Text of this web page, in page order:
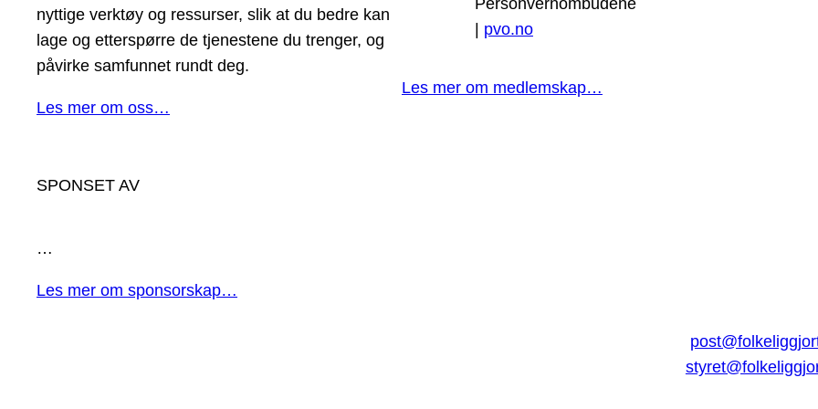
nyttige verktøy og ressurser, slik at du bedre kan
lage og etterspørre de tjenestene du trenger, og
påvirke samfunnet rundt deg.
Les mer om oss…
| pvo.no
Les mer om medlemskap…
SPONSET AV
…
Les mer om sponsorskap…